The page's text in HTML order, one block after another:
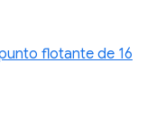
flotante de 16